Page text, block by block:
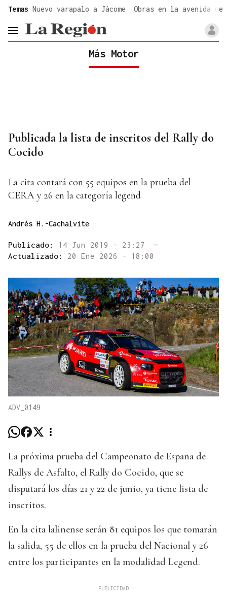
Temas Nuevo varapalo a Jácome Obras en la avenida de
header.menu.open
Más Motor
Publicada la lista de inscritos del Rally do
Cocido
La cita contará con 55 equipos en la prueba del
CERA y 26 en la categoría legend
Andrés H.-Cachalvite
Publicado: 14 Jun 2019 - 23:27
—
Actualizado: 20 Ene 2026 - 18:00
ADV_0149
La próxima prueba del Campeonato de España de
Rallys de Asfalto, el Rally do Cocido, que se
disputará los días 21 y 22 de junio, ya tiene lista de
inscritos.
En la cita lalinense serán 81 equipos los que tomarán
la salida, 55 de ellos en la prueba del Nacional y 26
entre los participantes en la modalidad Legend.